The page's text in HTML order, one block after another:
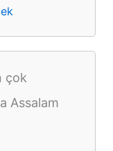
çok
Assalam